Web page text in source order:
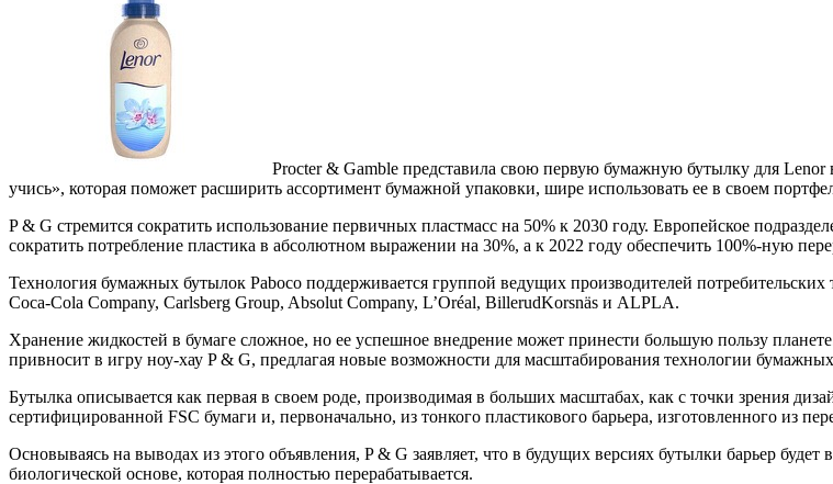
Procter & Gamble представила свою первую бумажную бутылку для Lenor
учись», которая поможет расширить ассортимент бумажной упаковки, шире использовать ее в своем
P & G стремится сократить использование первичных пластмасс на 50% к 2030 году. Европейское
сократить потребление пластика в абсолютном выражении на 30%, а к 2022 году обеспечить 100%-ную
Технология бумажных бутылок Paboco поддерживается группой ведущих производителей
Coca-Cola Company, Carlsberg Group, Absolut Company, L’Oréal, BillerudKorsnäs и ALPLA.
Хранение жидкостей в бумаге сложное, но ее успешное внедрение может принести большую пользу
привносит в игру ноу-хау P & G, предлагая новые возможности для масштабирования технологии
Бутылка описывается как первая в своем роде, производимая в больших масштабах, как с точки зрения
сертифицированной FSC бумаги и, первоначально, из тонкого пластикового барьера, изготовленного из
Основываясь на выводах из этого объявления, P & G заявляет, что в будущих версиях бутылки барьер
биологической основе, которая полностью перерабатывается.